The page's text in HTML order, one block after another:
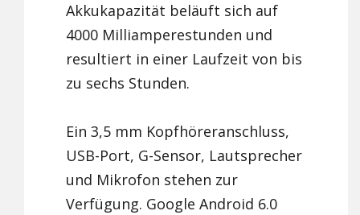
Akkukapazität beläuft sich auf
4000 Milliamperestunden und
resultiert in einer Laufzeit von bis
zu sechs Stunden.
Ein 3,5 mm Kopfhöreranschluss,
USB-Port, G-Sensor, Lautsprecher
und Mikrofon stehen zur
Verfügung. Google Android 6.0